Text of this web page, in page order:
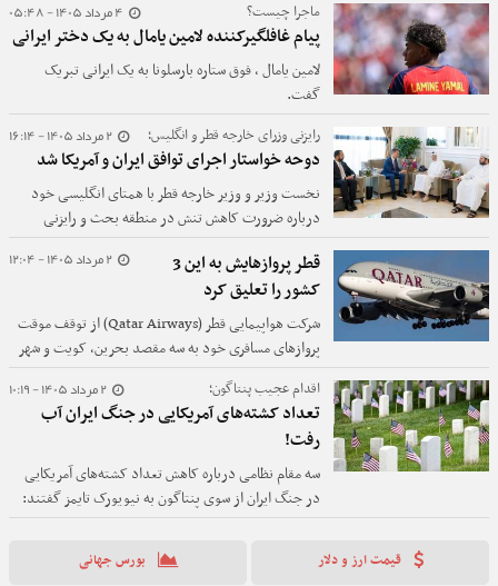
4 مرداد 1405 - 05:48 ماجرا چیست؟
پیام غافلگیرکننده لامین یامال به یک دختر ایرانی
لامین یامال ، فوق ستاره بارسلونا به یک ایرانی تبریک
گفت.
2 مرداد 1405 - 16:14 رایزنی وزرای خارجه قطر و انگلیس؛
دوحه خواستار اجرای توافق ایران و آمریکا شد
نخست وزیر و وزیر خارجه قطر با همتای انگلیسی خود
درباره ضرورت کاهش تنش در منطقه بحث و رایزنی
کردند.
2 مرداد 1405 - 12:04
قطر پروازهایش به این 3
کشور را تعلیق کرد
شرکت هواپیمایی قطر (Qatar Airways) از توقف موقت
پروازهای مسافری خود به سه مقصد بحرین، کویت و شهر
اربیل در عراق خبر داد.
2 مرداد 1405 - 10:19 اقدام عجیب پنتاگون؛
تعداد کشته‌های آمریکایی در جنگ ایران آب
رفت!
سه مقام نظامی درباره کاهش تعداد کشته‌های آمریکایی
در جنگ ایران از سوی پنتاگون به نیویورک تایمز گفتند:
یکی از دلایل این تغییر این بود که دولت ترامپ تصمیم
گرفت چهار سرباز کشته شده، سه نفر در اردن، یک نفر در
شمال عراق را از فهرست حذف کند.قیمت ارز و دلار بورس جهانی